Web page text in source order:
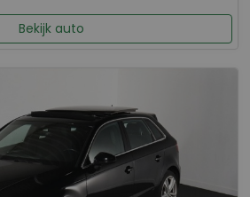
Bekijk auto